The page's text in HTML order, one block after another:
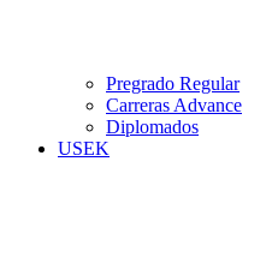
Pregrado Regular
Carreras Advance
Diplomados
USEK